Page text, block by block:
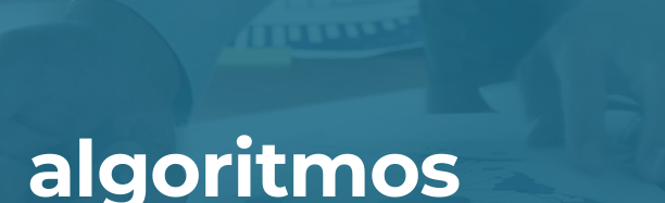
algoritmos